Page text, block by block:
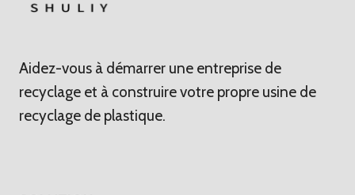
Aidez-vous à démarrer une entreprise de
recyclage et à construire votre propre usine de
recyclage de plastique.